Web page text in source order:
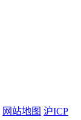
网站地图 沪ICP